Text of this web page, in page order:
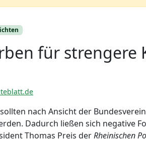
für strengere
nach Ansicht der
Dadurch ließen sich negative
Thomas Preis derRheinischen